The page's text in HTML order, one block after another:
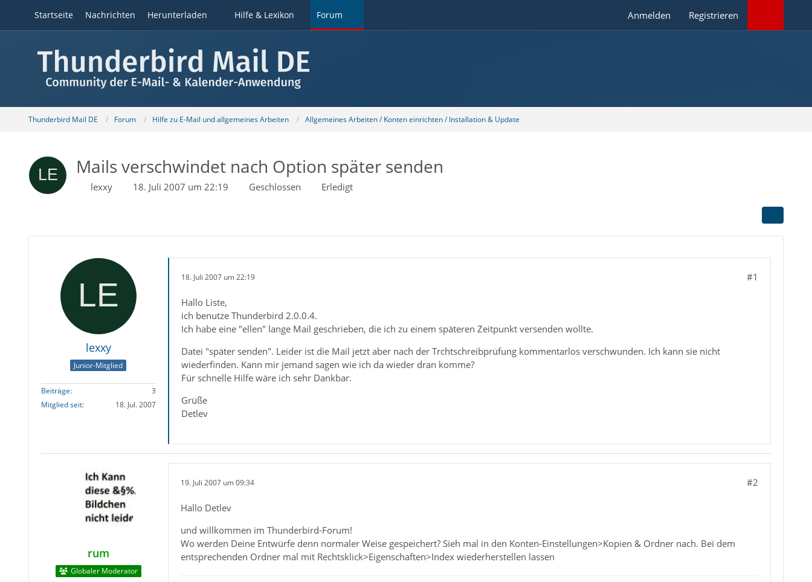
Startseite Nachrichten Herunterladen Hilfe & Lexikon Forum Anmelden Registrieren
Thunderbird Mail DE Forum Hilfe zu E-Mail und allgemeines Arbeiten Allgemeines Arbeiten / Konten einrichten / Installation & Update
Mails verschwindet nach Option später senden
lexxy 18. Juli 2007 um 22:19 Geschlossen Erledigt
lexxy
Junior-Mitglied
Beiträge
3
Mitglied seit
18. Jul. 2007
18. Juli 2007 um 22:19 #1
Hallo Liste,
ich benutze Thunderbird 2.0.0.4.
Ich habe eine "ellen" lange Mail geschrieben, die ich zu einem späteren Zeitpunkt versenden wollte.
Datei "später senden". Leider ist die Mail jetzt aber nach der Trchtschreibprüfung kommentarlos verschwunden. Ich kann sie nicht
wiederfinden. Kann mir jemand sagen wie ich da wieder dran komme?
Für schnelle Hilfe wäre ich sehr Dankbar.
Grüße
Detlev
rum
Globaler Moderator
19. Juli 2007 um 09:34 #2
Hallo Detlev
und willkommen im Thunderbird-Forum!
Wo werden Deine Entwürfe denn normaler Weise gespeichert? Sieh mal in den Konten-Einstellungen>Kopien & Ordner nach. Bei dem
entsprechenden Ordner mal mit Rechtsklick>Eigenschaften>Index wiederherstellen lassen